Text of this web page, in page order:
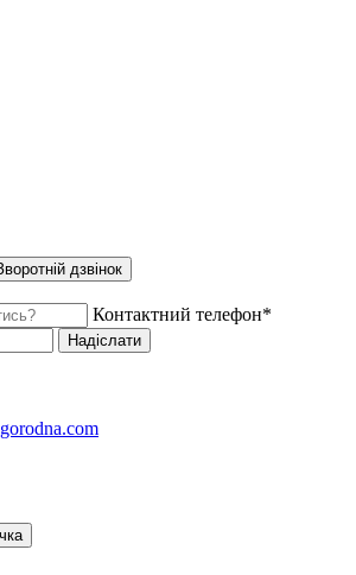
дзвінок
Контактний телефон*
Надіслати